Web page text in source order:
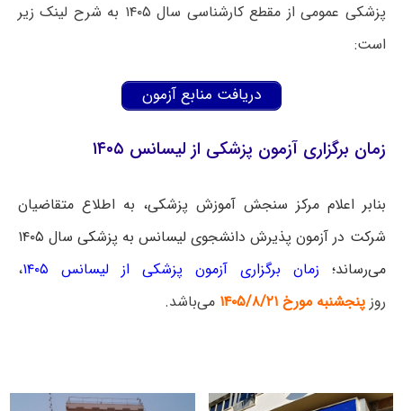
پزشکی عمومی از مقطع کارشناسی سال ۱۴۰۵ به شرح لینک زیر
است:
دریافت منابع آزمون
زمان برگزاری آزمون پزشکی از لیسانس ۱۴۰۵
بنابر اعلام مرکز سنجش آموزش پزشکی، به اطلاع متقاضیان
شرکت در آزمون پذیرش دانشجوی لیسانس به پزشکی سال ۱۴۰۵
می‌رساند؛ زمان برگزاری آزمون پزشکی از لیسانس ۱۴۰۵
،
روز پنجشنبه مورخ ۱۴۰۵/۸/۲۱ می‌باشد.